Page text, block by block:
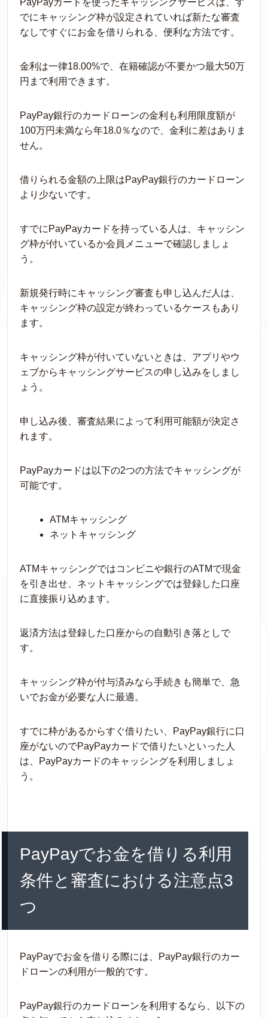
PayPayカードを使ったキャッシングサービスは、す
でにキャッシング枠が設定されていれば新たな審査
なしですぐにお金を借りられる、便利な方法です。
金利は一律18.00%で、在籍確認が不要かつ最大50万
円まで利用できます。
PayPay銀行のカードローンの金利も利用限度額が
100万円未満なら年18.0％なので、金利に差はありま
せん。
借りられる金額の上限はPayPay銀行のカードローン
より少ないです。
すでにPayPayカードを持っている人は、キャッシン
グ枠が付いているか会員メニューで確認しましょ
う。
新規発行時にキャッシング審査も申し込んだ人は、
キャッシング枠の設定が終わっているケースもあり
ます。
キャッシング枠が付いていないときは、アプリやウ
ェブからキャッシングサービスの申し込みをしまし
ょう。
申し込み後、審査結果によって利用可能額が決定さ
れます。
PayPayカードは以下の2つの方法でキャッシングが
可能です。
ATMキャッシング
ネットキャッシング
ATMキャッシングではコンビニや銀行のATMで現金
を引き出せ、ネットキャッシングでは登録した口座
に直接振り込めます。
返済方法は登録した口座からの自動引き落としで
す。
キャッシング枠が付与済みなら手続きも簡単で、急
いでお金が必要な人に最適。
すでに枠があるからすぐ借りたい、PayPay銀行に口
座がないのでPayPayカードで借りたいといった人
は、PayPayカードのキャッシングを利用しましょ
う。
PayPayでお金を借りる利用
条件と審査における注意点3
つ
PayPayでお金を借りる際には、PayPay銀行のカー
ドローンの利用が一般的です。
PayPay銀行のカードローンを利用するなら、以下の